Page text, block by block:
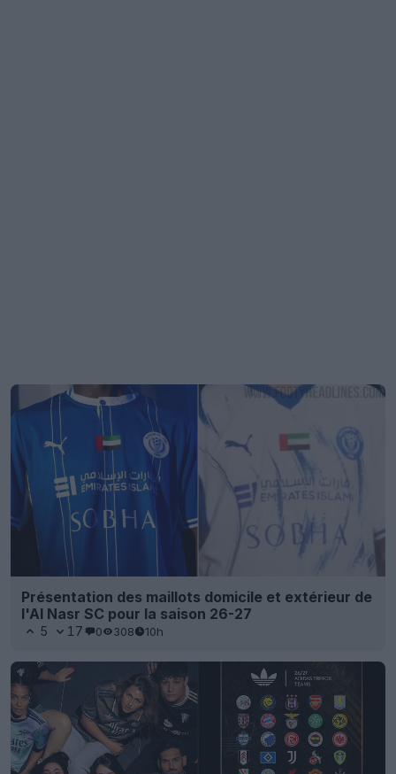
Présentation des maillots domicile et extérieur de
l'Al Nasr SC pour la saison 26-27
5 17 0 308 10h